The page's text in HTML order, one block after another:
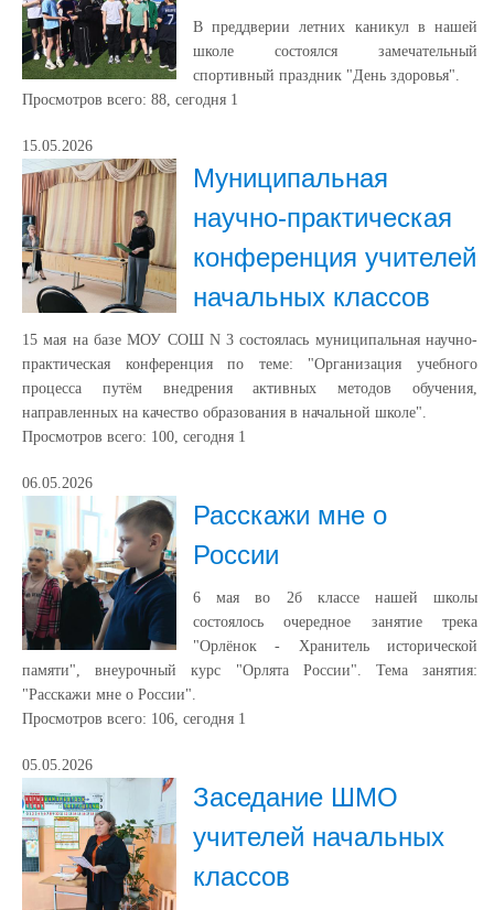
В преддверии летних каникул в нашей
школе состоялся замечательный
спортивный праздник "День здоровья".
Просмотров всего: 88, сегодня 1
15.05.2026
Муниципальная
научно-практическая
конференция учителей
начальных классов
15 мая на базе МОУ СОШ N 3 состоялась муниципальная научно-
практическая конференция по теме: "Организация учебного
процесса путëм внедрения активных методов обучения,
направленных на качество образования в начальной школе".
Просмотров всего: 100, сегодня 1
06.05.2026
Расскажи мне о
России
6 мая во 2б классе нашей школы
состоялось очередное занятие трека
"Орлëнок - Хранитель исторической
памяти", внеурочный курс "Орлята России". Тема занятия:
"Расскажи мне о России".
Просмотров всего: 106, сегодня 1
05.05.2026
Заседание ШМО
учителей начальных
классов